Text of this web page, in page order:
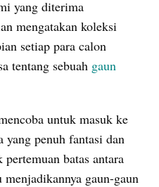
mengatakan koleksi
setiap para calon
tentang sebuah
untuk masuk ke
penuh fantasi dan
batas antara
gaun-gaun